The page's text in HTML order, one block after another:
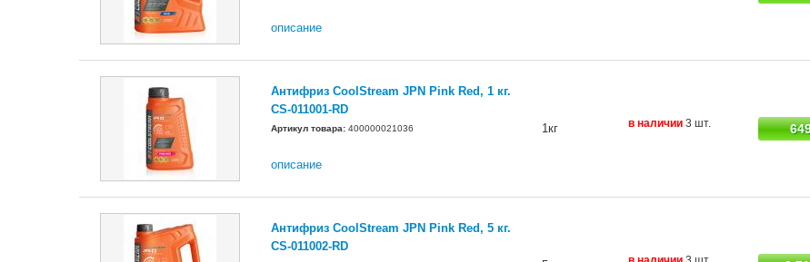
описание
Антифриз CoolStream JPN Pink Red, 1 кг.
CS-011001-RD
Артикул товара: 400000021036
описание
1кг в наличии 3 шт.
Антифриз CoolStream JPN Pink Red, 5 кг.
CS-011002-RD